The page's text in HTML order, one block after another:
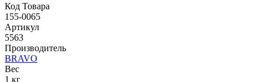
Код Товара
155-0065
Артикул
5563
Производитель
BRAVO
Вес
1 кг